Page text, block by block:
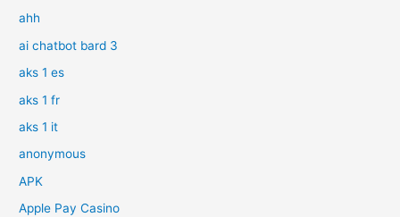
ahh
ai chatbot bard 3
aks 1 es
aks 1 fr
aks 1 it
anonymous
APK
Apple Pay Casino